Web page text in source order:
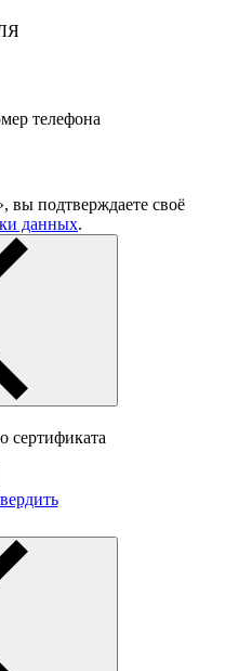
телефона
вы подтверждаете своё
данных.
сертификата